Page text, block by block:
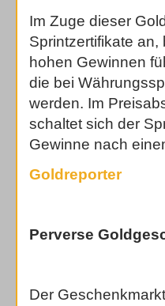
Im Zuge dieser
Sprintzertifikate
hohen Gewinnen
die bei
werden. Im
schaltet sich der
Gewinne nach
Goldreporter
Perverse
Der